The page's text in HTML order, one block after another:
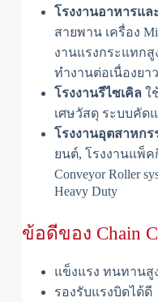
โรงงานอาหารแล
สายพาน เครื่อง
งานแรงกระแทกสู
ทำงานต่อเนื่องยา
โรงงานรีไซเคิลใ
เศษวัสดุ ระบบคัด
โรงงานอุตสาหกร
ยนต์, โรงงานแพ็ค
Conveyor Roller
Heavy Duty
ข้อดีของ Chain
แข็งแรง ทนทานสู
รองรับแรงบิดได้ดี